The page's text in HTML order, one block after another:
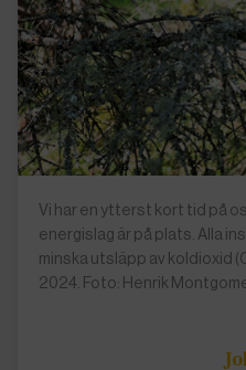
Vi har en ytterst kort tid på
energislag är på plats. Alla
minska utsläpp av koldioxid
2024. Foto: Henrik